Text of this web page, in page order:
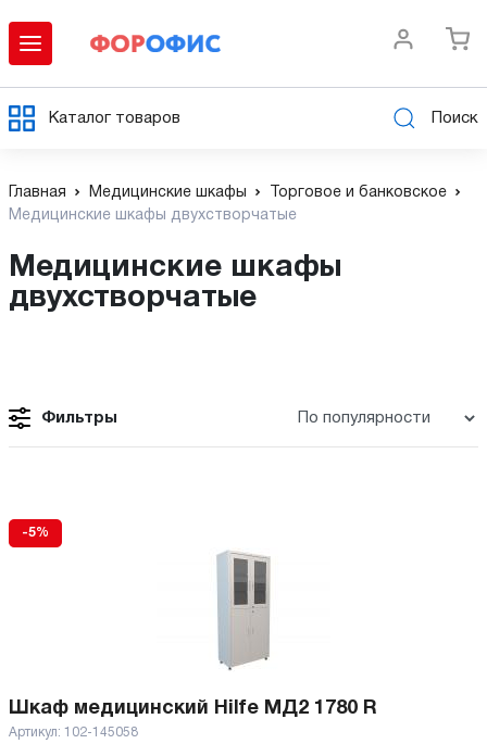
Каталог товаров Поиск
Главная Медицинские шкафы
Торговое и банковское
Медицинские шкафы двухстворчатые
Медицинские шкафы
двухстворчатые
Фильтры
-5%
Шкаф медицинский Hilfe МД2 1780 R
Артикул: 102-145058